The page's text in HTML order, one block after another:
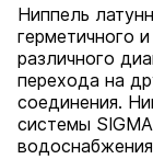
Ниппель
герметичного
различного
перехода на
соединения.
системы